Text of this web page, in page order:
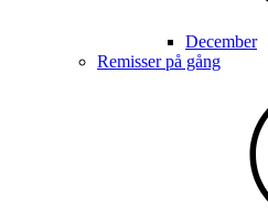
December
Remisser på gång